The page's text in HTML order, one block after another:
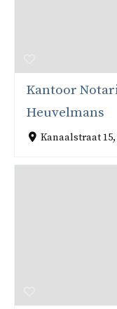
Kantoor
Heuvelmans
Kanaalstraat 15,